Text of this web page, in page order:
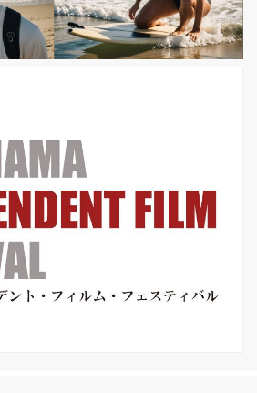
も言われ、美術史上、大きな改
たらしました。 このたび、ミュ